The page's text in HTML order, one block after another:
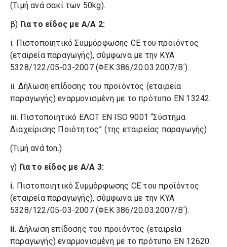
(Τιμή ανά σακί των 50kg).
β) Για το είδος με Α/Α 2:
i. Πιστοποιητικό Συμμόρφωσης CE του προϊόντος
(εταιρεία παραγωγής), σύμφωνα με την ΚΥΑ
5328/122/05-03-2007 (ΦΕΚ 386/20.03.2007/Β΄).
ii. Δήλωση επίδοσης του προϊόντος (εταιρεία
παραγωγής) εναρμονισμένη με το πρότυπο ΕΝ 13242.
iii. Πιστοποιητικό ΕΛΟΤ ΕΝ ISO 9001 “Σύστημα
Διαχείρισης Ποιότητος” (της εταιρείας παραγωγής).
(Τιμή ανά ton.)
γ) Για το είδος με Α/Α 3:
i. Πιστοποιητικό Συμμόρφωσης CE του προϊόντος
(εταιρεία παραγωγής), σύμφωνα με την ΚΥΑ
5328/122/05-03-2007 (ΦΕΚ 386/20.03.2007/Β΄).
ii. Δήλωση επίδοσης του προϊόντος (εταιρεία
παραγωγής) εναρμονισμένη με το πρότυπο ΕΝ 12620.